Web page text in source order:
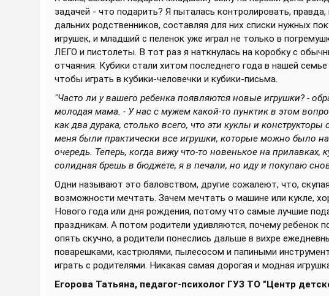
задачей - что подарить? Я пыталась контролировать,
дальних родственников, составляя для них списки нужных
игрушек, и младший с пеленок уже играл не только в
ЛЕГО и пистолеты. В тот раз я наткнулась на коробку с
отчаяния. Кубики стали хитом последнего года в нашей
чтобы играть в кубики-человечки и кубики-письма.
"Часто ли у вашего ребенка появляются новые игрушки? -
молодая мама. - У нас с мужем какой-то пунктик в этом
как два дурака, столько всего, что эти куклы и
меня были практически все игрушки, которые можно было
очередь. Теперь, когда вижу что-то новенькое на прилавках,
солидная брешь в бюджете, я в печали, но иду и покупаю
Одни называют это баловством, другие сожалеют, что,
возможности мечтать. Зачем мечтать о машине или кукле,
Нового года или дня рождения, потому что самые лучшие
праздникам. А потом родители удивляются, почему ребенок
опять скучно, а родители понеслись дальше в вихре
поварешками, кастрюлями, пылесосом и папиными
играть с родителями. Никакая самая дорогая и модная
Егорова Татьяна, педагог-психолог ГУЗ ТО "Центр